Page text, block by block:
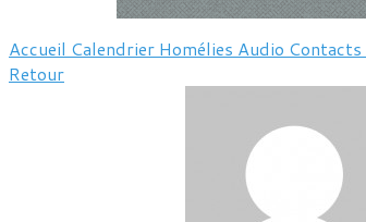
Accueil Calendrier Homélies Audio Contacts
Retour